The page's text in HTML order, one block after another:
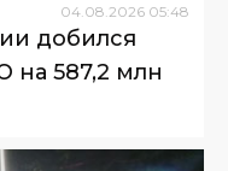
04 08 2026 05:48
добился
587,2 млн